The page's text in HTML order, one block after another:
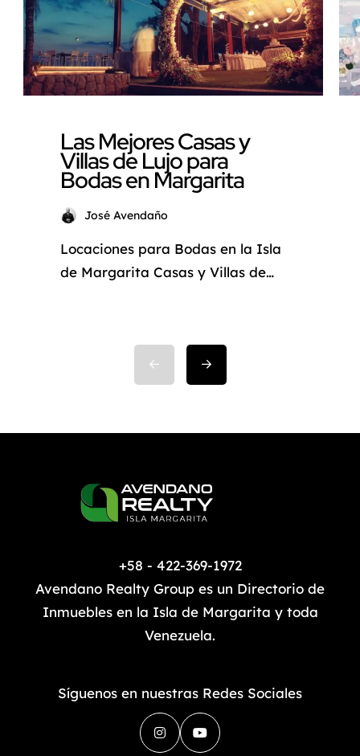
Las Mejores Casas y
Villas de Lujo para
Bodas en Margarita
José Avendaño
Locaciones para Bodas en la Isla
de Margarita Casas y Villas de
cosas más importantes a la hora
de comprometerse y una de las
primeras que se deben definir. Ya
puede iniciar con […]
+58 - 422-369-1972
Avendano Realty Group es un Directorio de
Inmuebles en la Isla de Margarita y toda
Venezuela.
Síguenos en nuestras Redes Sociales